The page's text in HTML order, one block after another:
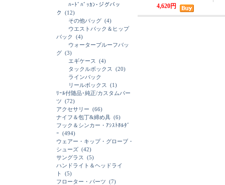
ﾊｰﾄﾞﾊﾞｯｶﾝ･ジグバッ
ク
(12)
その他バッグ (4)
ウエストバック＆ヒップ
バック
(4)
ウォータープルーフバッ
グ (3)
エギケース
(4)
タックルボックス
(20)
ラインバック
リールボックス
(1)
ﾘｰﾙ付随品･純正/カスタムパー
ツ (72)
アクセサリー (66)
ナイフ＆包丁&締め具 (6)
フック＆シンカー・ｱｼｽﾄﾎﾙﾀﾞ
ｰ (494)
ウェアー・キップ・グローブ・
シューズ (42)
サングラス
(5)
ハンドライト＆ヘッドライ
ト
(5)
フローター・パーツ (7)
4,620円